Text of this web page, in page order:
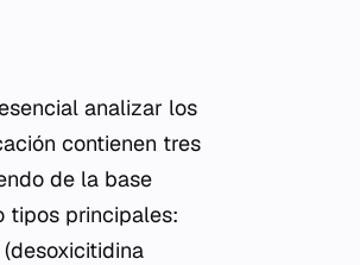
analizar los
contienen tres
de la base
tipos principales:
(desoxicitidina